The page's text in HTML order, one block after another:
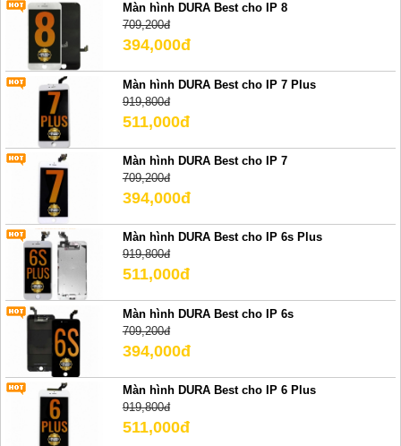
Màn hình DURA Best cho IP 8
709,200đ
394,000đ
Màn hình DURA Best cho IP 7 Plus
919,800đ
511,000đ
Màn hình DURA Best cho IP 7
709,200đ
394,000đ
Màn hình DURA Best cho IP 6s Plus
919,800đ
511,000đ
Màn hình DURA Best cho IP 6s
709,200đ
394,000đ
Màn hình DURA Best cho IP 6 Plus
919,800đ
511,000đ